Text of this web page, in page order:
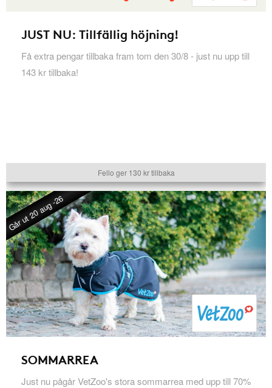
JUST NU: Tillfällig höjning!
Få extra pengar tillbaka fram tom den 30/8 - just nu upp till
143 kr tillbaka!
Fello ger 130 kr tillbaka
Går ut 20 aug -26
SOMMARREA
Just nu pågår VetZoo's stora sommarrea med upp till 70%